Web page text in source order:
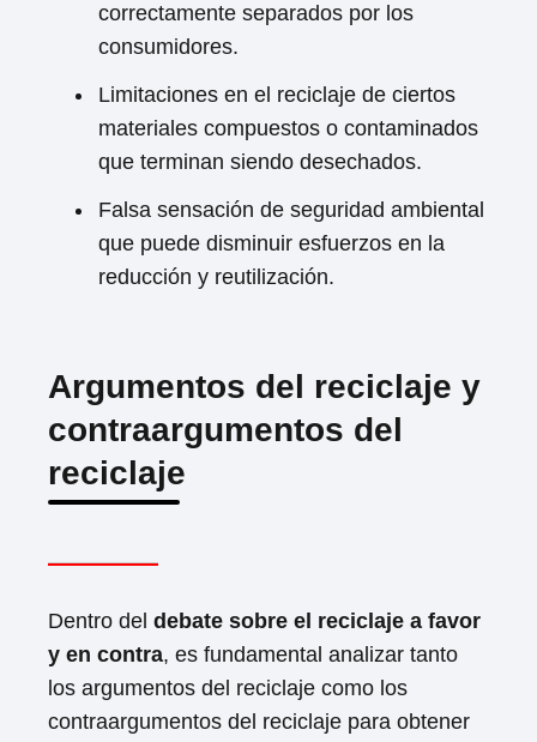
correctamente separados por los
consumidores.
Limitaciones en el reciclaje de ciertos
materiales compuestos o contaminados
que terminan siendo desechados.
Falsa sensación de seguridad ambiental
que puede disminuir esfuerzos en la
reducción y reutilización.
Argumentos del reciclaje y
contraargumentos del
reciclaje
Dentro del debate sobre el reciclaje a favor
y en contra, es fundamental analizar tanto
los argumentos del reciclaje como los
contraargumentos del reciclaje para obtener